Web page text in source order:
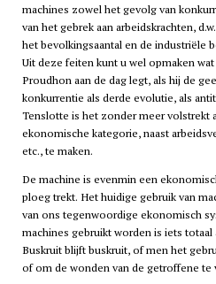
machines zowel het gevolg van
van het gebrek aan arbeidskrachten,
het bevolkingsaantal en de industriële
Uit deze feiten kunt u wel opmaken
Proudhon aan de dag legt, als hij de
konkurrentie als derde evolutie, als
Tenslotte is het zonder meer volstrekt
ekonomische kategorie, naast
etc., te maken.
De machine is evenmin een
ploeg trekt. Het huidige gebruik van
van ons tegenwoordige ekonomisch
machines gebruikt worden is iets totaal
Buskruit blijft buskruit, of men het
of om de wonden van de getroffene te